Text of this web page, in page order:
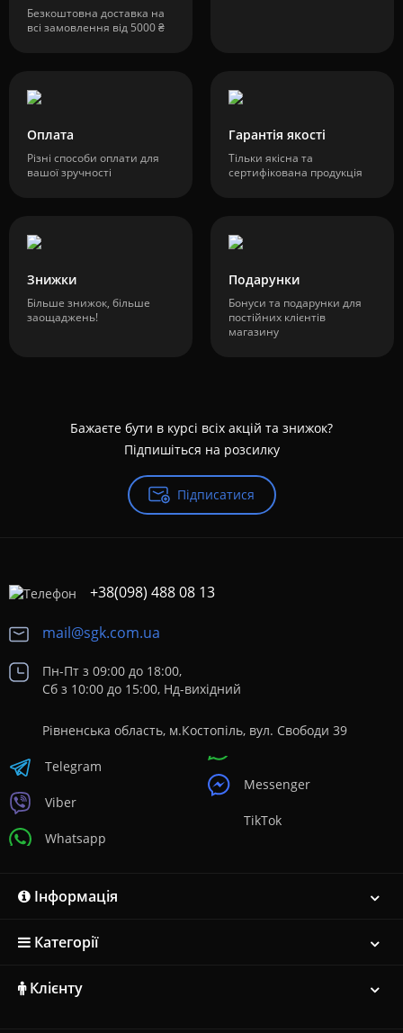
Безкоштовна доставка на
всі замовлення від 5000 ₴
Оплата
Різні способи оплати для
вашої зручності
Гарантія якості
Тільки якісна та
сертифікована продукція
Знижки
Більше знижок, більше
заощаджень!
Подарунки
Бонуси та подарунки для
постійних клієнтів
магазину
Бажаєте бути в курсі всіх акцій та знижок?
Підпишіться на розсилку
Підписатися
+38(098) 488 08 13
mail@sgk.com.ua
Пн-Пт з 09:00 до 18:00,
Сб з 10:00 до 15:00, Нд-вихідний
Рівненська область, м.Костопіль, вул. Свободи 39
Telegram
Viber
Whatsapp
Messenger
TikTok
Інформація
Категорії
Клієнту